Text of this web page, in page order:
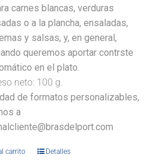
carnes blancas, verduras
o a la plancha, ensaladas,
y salsas, y, en general,
queremos aportar contrste
en el plato.
neto: 100 g.
de formatos personalizables,
a
carrito Detalles